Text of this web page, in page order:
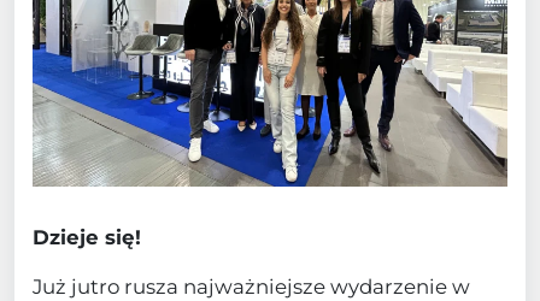
Dzieje się!
Już jutro rusza najważniejsze wydarzenie w